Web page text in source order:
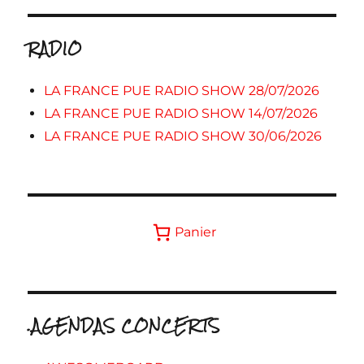
RADIO
LA FRANCE PUE RADIO SHOW 28/07/2026
LA FRANCE PUE RADIO SHOW 14/07/2026
LA FRANCE PUE RADIO SHOW 30/06/2026
Panier
.AGENDAS CONCERTS